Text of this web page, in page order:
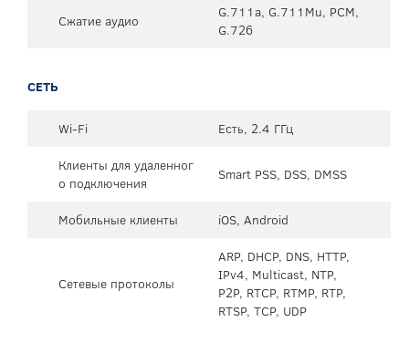
Сжатие аудио
G.711a, G.711Mu, PCM,
G.726
СЕТЬ
Wi-Fi
Есть, 2.4 ГГц
Клиенты для удаленног
о подключения
Smart PSS, DSS, DMSS
Мобильные клиенты iOS, Android
Сетевые протоколы
ARP, DHCP, DNS, HTTP,
IPv4, Multicast, NTP,
P2P, RTCP, RTMP, RTP,
RTSP, TCP, UDP